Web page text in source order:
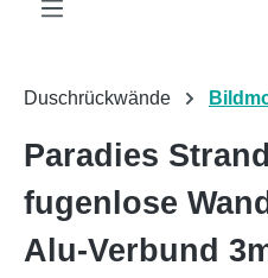
Duschrückwände
Paradies
fugenlose
Alu-Verbund